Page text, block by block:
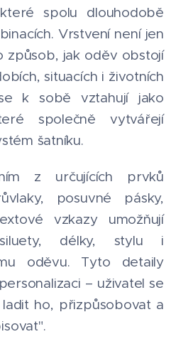
spolu dlouhodobě
Vrstvení není jen
způsob, jak oděv obstojí
situacích i životních
k sobě vztahují jako
společně vytvářejí
šatníku.
z určujících prvků
posuvné pásky,
vzkazy umožňují
délky, stylu i
oděvu. Tyto detaily
– uživatel se
ho, přizpůsobovat a